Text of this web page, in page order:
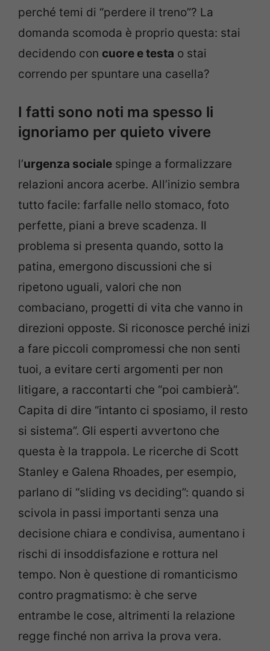
perché temi di “perdere il treno”? La
domanda scomoda è proprio questa: stai
decidendo con cuore e testa o stai
correndo per spuntare una casella?
I fatti sono noti ma spesso li
ignoriamo per quieto vivere
l’urgenza sociale spinge a formalizzare
relazioni ancora acerbe. All’inizio sembra
tutto facile: farfalle nello stomaco, foto
perfette, piani a breve scadenza. Il
problema si presenta quando, sotto la
patina, emergono discussioni che si
ripetono uguali, valori che non
combaciano, progetti di vita che vanno in
direzioni opposte. Si riconosce perché inizi
a fare piccoli compromessi che non senti
tuoi, a evitare certi argomenti per non
litigare, a raccontarti che “poi cambierà”.
Capita di dire “intanto ci sposiamo, il resto
si sistema”. Gli esperti avvertono che
questa è la trappola. Le ricerche di Scott
Stanley e Galena Rhoades, per esempio,
parlano di “sliding vs deciding”: quando si
scivola in passi importanti senza una
decisione chiara e condivisa, aumentano i
rischi di insoddisfazione e rottura nel
tempo. Non è questione di romanticismo
contro pragmatismo: è che serve
entrambe le cose, altrimenti la relazione
regge finché non arriva la prova vera.